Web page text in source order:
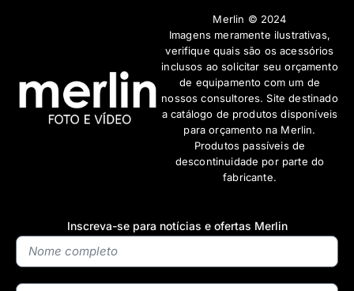
Inscreva-se para notícias e ofertas Merlin
Merlin © 2024
Imagens meramente ilustrativas,
verifique quais são os acessórios
inclusos ao solicitar seu orçamento
de equipamento com um de
nossos consultores. Site destinado
a catálogo de produtos disponíveis
para orçamento na Merlin.
Produtos passíveis de
descontinuidade por parte do
fabricante.